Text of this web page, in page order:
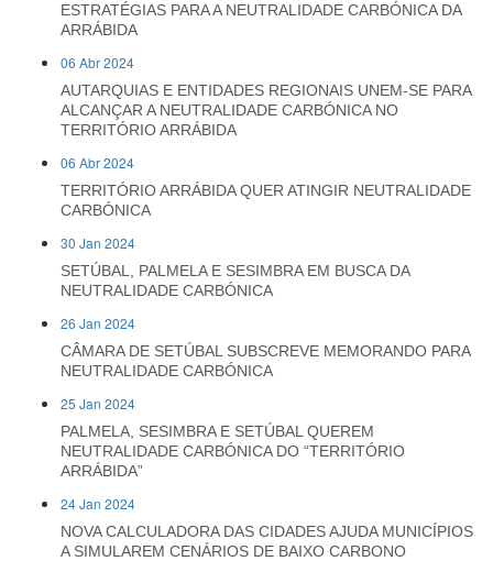
ESTRATÉGIAS PARA A NEUTRALIDADE CARBÓNICA DA
ARRÁBIDA
06 Abr 2024
AUTARQUIAS E ENTIDADES REGIONAIS UNEM-SE PARA
ALCANÇAR A NEUTRALIDADE CARBÓNICA NO
TERRITÓRIO ARRÁBIDA
06 Abr 2024
TERRITÓRIO ARRÁBIDA QUER ATINGIR NEUTRALIDADE
CARBÓNICA
30 Jan 2024
SETÚBAL, PALMELA E SESIMBRA EM BUSCA DA
NEUTRALIDADE CARBÓNICA
26 Jan 2024
CÂMARA DE SETÚBAL SUBSCREVE MEMORANDO PARA
NEUTRALIDADE CARBÓNICA
25 Jan 2024
PALMELA, SESIMBRA E SETÚBAL QUEREM
NEUTRALIDADE CARBÓNICA DO “TERRITÓRIO
ARRÁBIDA”
24 Jan 2024
NOVA CALCULADORA DAS CIDADES AJUDA MUNICÍPIOS
A SIMULAREM CENÁRIOS DE BAIXO CARBONO